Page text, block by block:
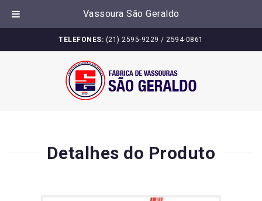
Vassoura São Geraldo
Skip
TELEFONES: (21) 2595-9229 / 2594-0861
Detalhes do Produto